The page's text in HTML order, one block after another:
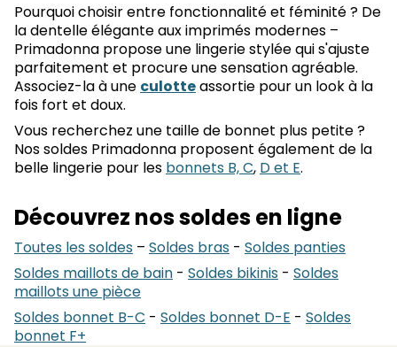
Pourquoi choisir entre fonctionnalité et féminité ? De
la dentelle élégante aux imprimés modernes –
Primadonna propose une lingerie stylée qui s'ajuste
parfaitement et procure une sensation agréable.
Associez-la à une culotteassortie pour un look à la
fois fort et doux.
Vous recherchez une taille de bonnet plus petite ?
Nos soldes Primadonna proposent également de la
belle lingerie pour les bonnets B, C, D et E.
Découvrez nos soldes en ligne
Toutes les soldes – Soldes bras - Soldes panties
Soldes maillots de bain - Soldes bikinis - Soldes
maillots une pièce
Soldes bonnet B-C - Soldes bonnet D-E - Soldes
bonnet F+